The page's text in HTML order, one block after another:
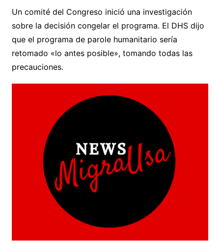
Un comité del Congreso inició una investigación
sobre la decisión congelar el programa. El DHS dijo
que el programa de parole humanitario sería
retomado «lo antes posible», tomando todas las
precauciones.